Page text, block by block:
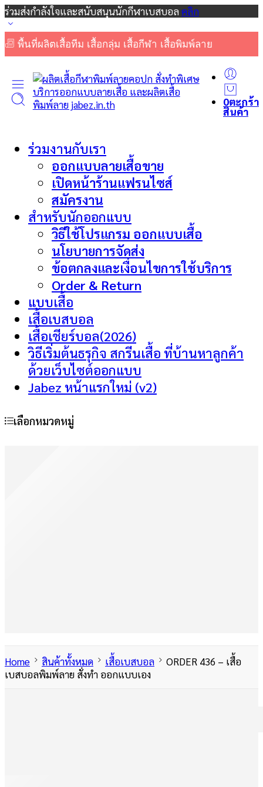
ร่วมส่งกำลังใจและสนับสนุนนักกีฬาเบสบอล คลิก
พื้นที่ผลิตเสื้อทีม เสื้อกลุ่ม เสื้อกีฬา เสื้อพิมพ์ลาย
0ตะกร้า
สินค้า
ร่วมงานกับเรา
ออกแบบลายเสื้อขาย
เปิดหน้าร้านแฟรนไซส์
สมัครงาน
สำหรับนักออกแบบ
วิธีใช้โปรแกรม ออกแบบเสื้อ
นโยบายการจัดส่ง
ข้อตกลงและเงื่อนไขการใช้บริการ
Order & Return
แบบเสื้อ
เสื้อเบสบอล
เสื้อเชียร์บอล(2026)
วิธีเริ่มต้นธรุกิจ สกรีนเสื้อ ที่บ้านหาลูกค้า
ด้วยเว็บไซต์ออกแบบ
Jabez หน้าแรกใหม่ (v2)
เลือกหมวดหมู่
Home สินค้าทั้งหมด เสื้อเบสบอล
ORDER 436 – เสื้อ
เบสบอลพิมพ์ลาย สั่งทำ ออกแบบเอง